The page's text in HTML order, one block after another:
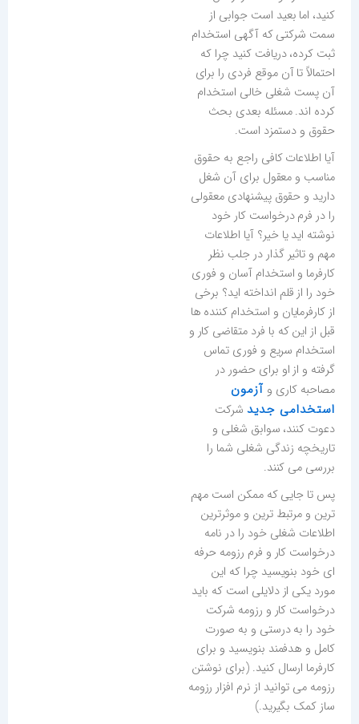
کنید، اما بعید است جوابی از
سمت شرکتی که آگهی استخدام
ثبت کرده، دریافت کنید چرا که
احتمالاً تا آن موقع فردی را برای
آن پست شغلی خالی استخدام
کرده اند. مسئله بعدی بحث
حقوق و دستمزد است.
آیا اطلاعات کافی راجع به حقوق
مناسب و معقول برای آن شغل
دارید و حقوق پیشنهادی معقولی
را در فرم درخواست کار خود
نوشته اید یا خیر؟ آیا اطلاعات
مهم و تاثیر گذار در جلب نظر
کارفرما و استخدام آسان و فوری
خود را از قلم انداخته اید؟ برخی
از کارفرمایان و استخدام کننده ها
قبل از این که با فرد متقاضی کار و
استخدام سریع و فوری تماس
گرفته و از او برای حضور در
مصاحبه کاری وآزمون
استخدامی جدید شرکت
دعوت کنند، سوابق شغلی و
تاریخچه زندگی شغلی شما را
بررسی می کنند.
پس تا جایی که ممکن است مهم
ترین و مرتبط ترین و موثرترین
اطلاعات شغلی خود را در نامه
درخواست کار و فرم رزومه حرفه
ای خود بنویسید چرا که این
مورد یکی از دلایلی است که باید
درخواست کار و رزومه شرکت
خود را به درستی و به صورت
کامل و هدفمند بنویسید و برای
کارفرما ارسال کنید. (برای نوشتن
رزومه می توانید از نرم افزار رزومه
ساز کمک بگیرید.)